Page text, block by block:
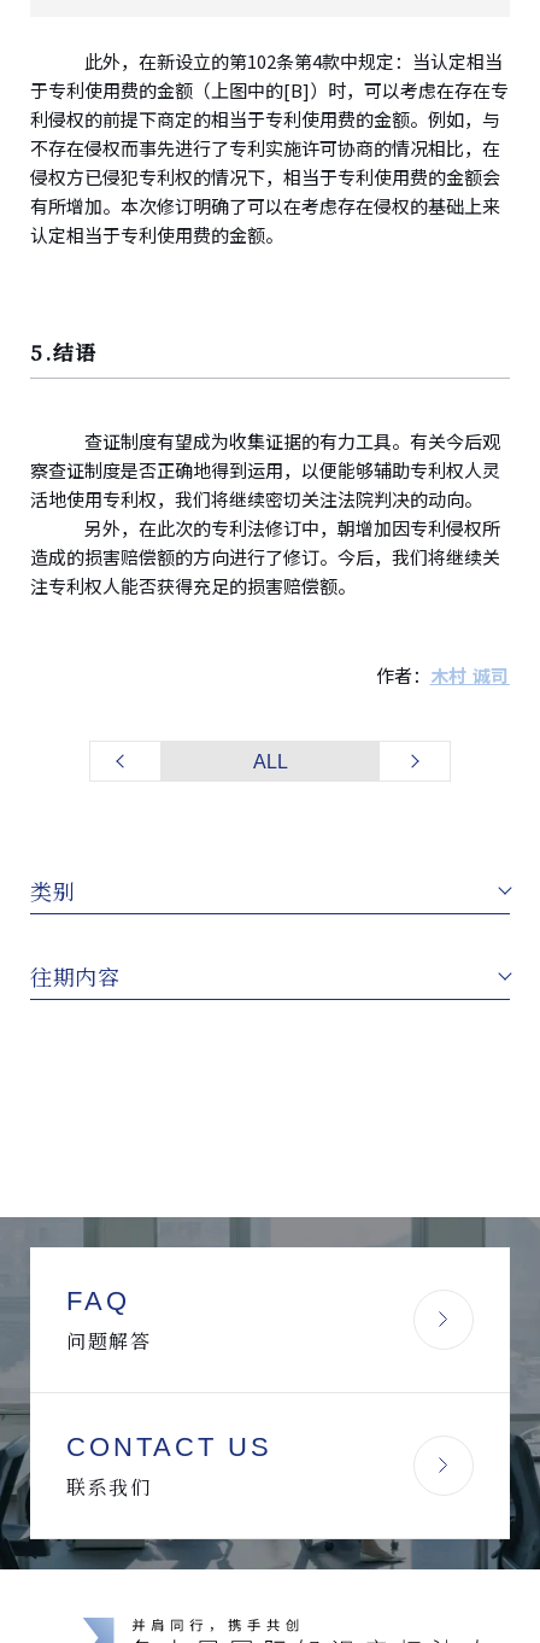
此外，在新设立的第102条第4款中规定：当认定相当
于专利使用费的金额（上图中的[B]）时，可以考虑在存在专
利侵权的前提下商定的相当于专利使用费的金额。例如，与
不存在侵权而事先进行了专利实施许可协商的情况相比，在
侵权方已侵犯专利权的情况下，相当于专利使用费的金额会
有所增加。本次修订明确了可以在考虑存在侵权的基础上来
认定相当于专利使用费的金额。
5.结语
查证制度有望成为收集证据的有力工具。有关今后观
察查证制度是否正确地得到运用，以便能够辅助专利权人灵
活地使用专利权，我们将继续密切关注法院判决的动向。
另外，在此次的专利法修订中，朝增加因专利侵权所
造成的损害赔偿额的方向进行了修订。今后，我们将继续关
注专利权人能否获得充足的损害赔偿额。
作者： 木村 诚司
ALL
类别
往期内容
FAQ
问题解答
CONTACT US
联系我们